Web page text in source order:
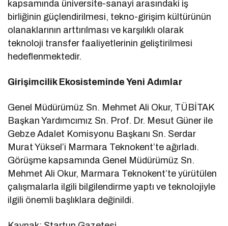
kapsamında üniversite-sanayi arasındaki iş
birliğinin güçlendirilmesi, tekno-girişim kültürünün
olanaklarının arttırılması ve karşılıklı olarak
teknoloji transfer faaliyetlerinin geliştirilmesi
hedeflenmektedir.
Girişimcilik Ekosisteminde Yeni Adımlar
Genel Müdürümüz Sn. Mehmet Ali Okur, TÜBİTAK
Başkan Yardımcımız Sn. Prof. Dr. Mesut Güner ile
Gebze Adalet Komisyonu Başkanı Sn. Serdar
Murat Yüksel’i Marmara Teknokent’te ağırladı.
Görüşme kapsamında Genel Müdürümüz Sn.
Mehmet Ali Okur, Marmara Teknokent’te yürütülen
çalışmalarla ilgili bilgilendirme yaptı ve teknolojiyle
ilgili önemli başlıklara değinildi.